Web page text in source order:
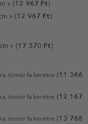
» ( 12 967 Ft )
» ( 12 967 Ft )
» (17 370 Ft)
tömör fa keretre (11 366
tömör fa keretre (12 167
tömör fa keretre (13 768